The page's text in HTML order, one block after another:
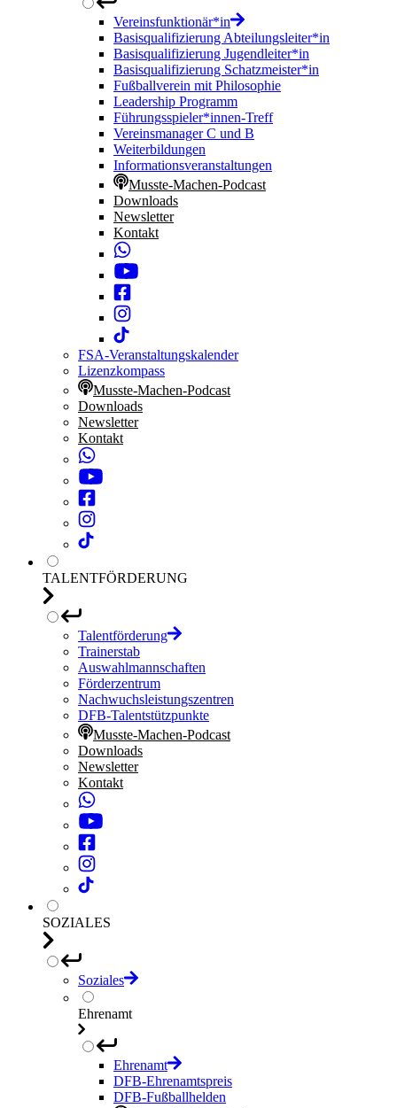
Vereinsfunktionär*in
Basisqualifizierung Abteilungsleiter*in
Basisqualifizierung Jugendleiter*in
Basisqualifizierung Schatzmeister*in
Fußballverein mit Philosophie
Leadership Programm
Führungsspieler*innen-Treff
Vereinsmanager C und B
Weiterbildungen
Informationsveranstaltungen
Musste-Machen-Podcast
Downloads
Newsletter
Kontakt
FSA-Veranstaltungskalender
Lizenzkompass
Musste-Machen-Podcast
Downloads
Newsletter
Kontakt
TALENTFÖRDERUNG
Talentförderung
Trainerstab
Auswahlmannschaften
Förderzentrum
Nachwuchsleistungszentren
DFB-Talentstützpunkte
Musste-Machen-Podcast
Downloads
Newsletter
Kontakt
SOZIALES
Soziales
Ehrenamt
Ehrenamt
DFB-Ehrenamtspreis
DFB-Fußballhelden